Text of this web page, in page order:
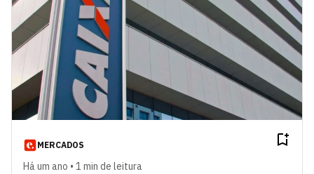
MERCADOS
Há um ano • 1 min de leitura